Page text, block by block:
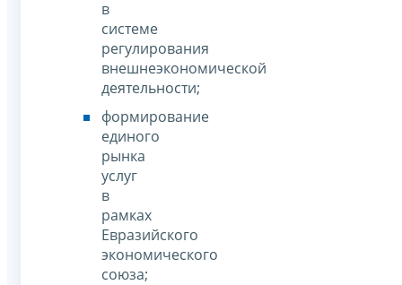
в
системе
регулирования
внешнеэкономической
деятельности;
формирование
единого
рынка
услуг
в
рамках
Евразийского
экономического
союза;